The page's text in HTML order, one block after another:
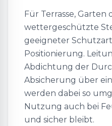
Für Terrasse, Garten
wettergeschützte
geeigneter
Positionierung.
Abdichtung der
Absicherung über
werden dabei so
Nutzung auch bei
und sicher bleibt.